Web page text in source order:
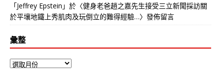
「Jeffrey Epstein 」於〈健身老爸趙之嘉先生接受三立新聞採訪關
於平壤地鐵上秀肌肉及玩倒立的難得經驗…〉發佈留言
彙整